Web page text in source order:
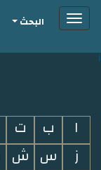
i
Toggleالبحث
ا ب ت
ز
س ش